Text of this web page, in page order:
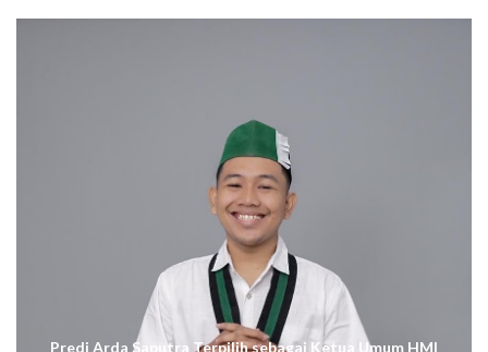
Predi Arda Saputra Terpilih sebagai Ketua Umum HMI